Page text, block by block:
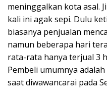
meninggalkan kota asal.
kali ini agak sepi. Dulu
biasanya penjualan
namun beberapa hari
rata-rata hanya terjual 3
Pembeli umumnya
saat diwawancarai pada